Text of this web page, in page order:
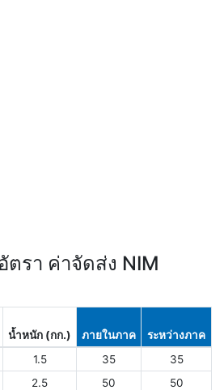
ตรา ค่าจัดส่ง NIM
น้ำหนัก (กก.) ภายในภาค
ระหว่างภาค
1.5 35
35
2.5 50
50